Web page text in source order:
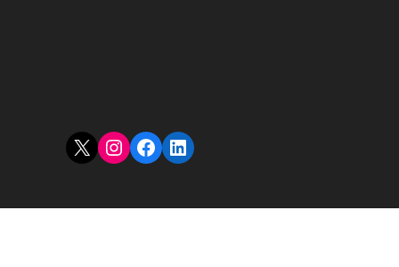
X Instagram
Facebook
LinkedIn